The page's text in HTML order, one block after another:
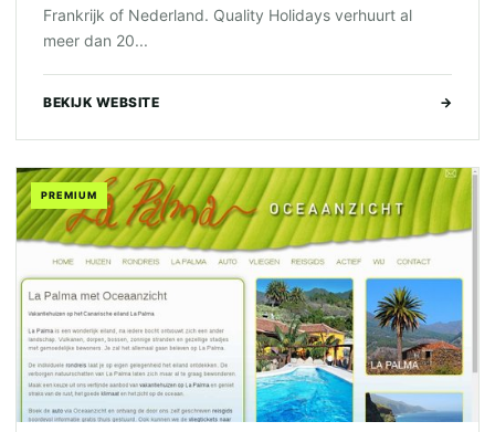
Frankrijk of Nederland. Quality Holidays verhuurt al
meer dan 20...
BEKIJK WEBSITE →
PREMIUM